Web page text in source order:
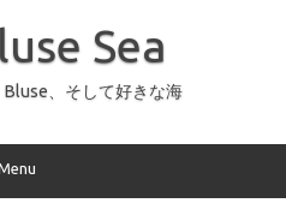
Sea
、そして好きな海